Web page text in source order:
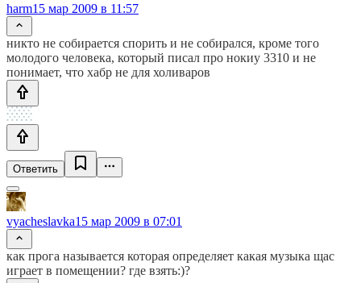
harm15 мар 2009 в 11:57
никто не собирается спорить и не собирался, кроме того
молодого человека, который писал про нокиу 3310 и не
понимает, что хабр не для холиваров
Ответить
vyacheslavka15 мар 2009 в 07:01
как прога называется которая определяет какая музыка щас
играет в помещении? где взять:)?